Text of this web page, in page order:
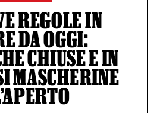
REGOLE IN
DA OGGI:
CHIUSE E IN
MASCHERINE